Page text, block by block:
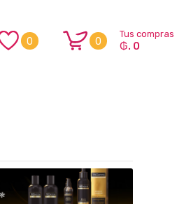
0 0
Tus compras
₲. 0